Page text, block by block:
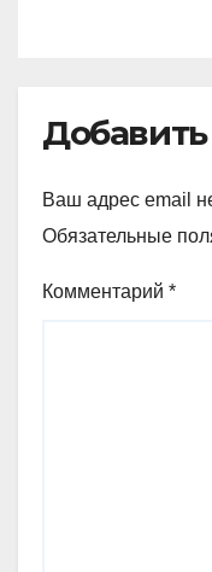
Ваш адрес email
Обязательные
Комментарий *